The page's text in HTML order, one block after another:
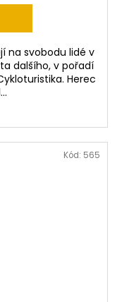
na svobodu lidé v
dalšího, v pořadí
Herec
Kód: 565